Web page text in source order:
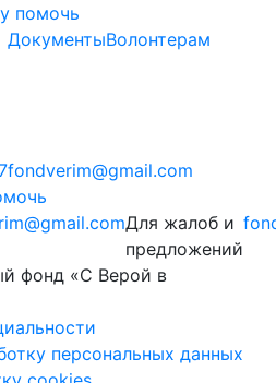
помочь
ДокументыВолонтерам
fondverim@gmail.com
Для жалоб и
предложений
фонд «С Верой в
персональных данных